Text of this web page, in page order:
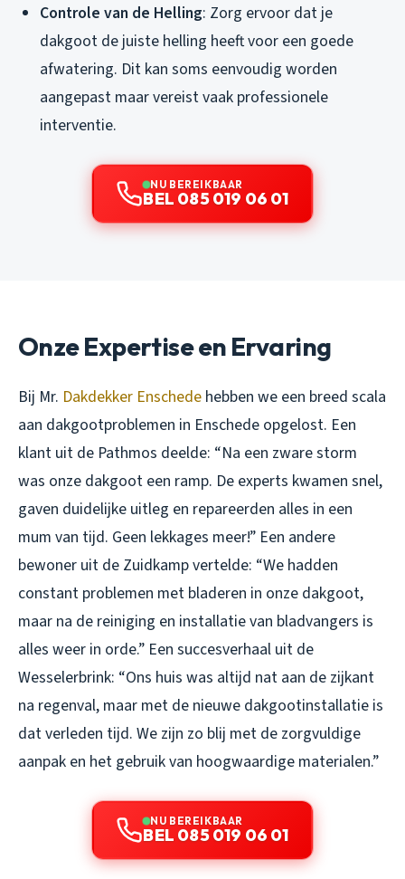
Controle van de Helling: Zorg ervoor dat je
dakgoot de juiste helling heeft voor een goede
afwatering. Dit kan soms eenvoudig worden
aangepast maar vereist vaak professionele
interventie.
NU BEREIKBAAR
BEL 085 019 06 01
Onze Expertise en Ervaring
Bij Mr. Dakdekker Enschede hebben we een breed scala
aan dakgootproblemen in Enschede opgelost. Een
klant uit de Pathmos deelde: “Na een zware storm
was onze dakgoot een ramp. De experts kwamen snel,
gaven duidelijke uitleg en repareerden alles in een
mum van tijd. Geen lekkages meer!” Een andere
bewoner uit de Zuidkamp vertelde: “We hadden
constant problemen met bladeren in onze dakgoot,
maar na de reiniging en installatie van bladvangers is
alles weer in orde.” Een succesverhaal uit de
Wesselerbrink: “Ons huis was altijd nat aan de zijkant
na regenval, maar met de nieuwe dakgootinstallatie is
dat verleden tijd. We zijn zo blij met de zorgvuldige
aanpak en het gebruik van hoogwaardige materialen.”
NU BEREIKBAAR
BEL 085 019 06 01